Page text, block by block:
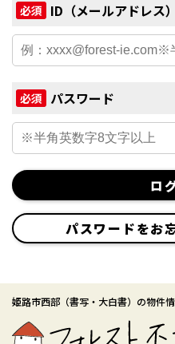
必須 ID（メールアドレス）
必須 パスワード
ロ
パスワードをお
姫路市西部 （書写・大白書） の物件